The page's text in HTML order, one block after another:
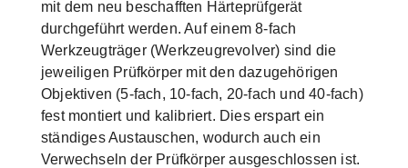
mit dem neu beschafften Härteprüfgerät
durchgeführt werden. Auf einem 8-fach
Werkzeugträger (Werkzeugrevolver) sind die
jeweiligen Prüfkörper mit den dazugehörigen
Objektiven (5-fach, 10-fach, 20-fach und 40-fach)
fest montiert und kalibriert. Dies erspart ein
ständiges Austauschen, wodurch auch ein
Verwechseln der Prüfkörper ausgeschlossen ist.